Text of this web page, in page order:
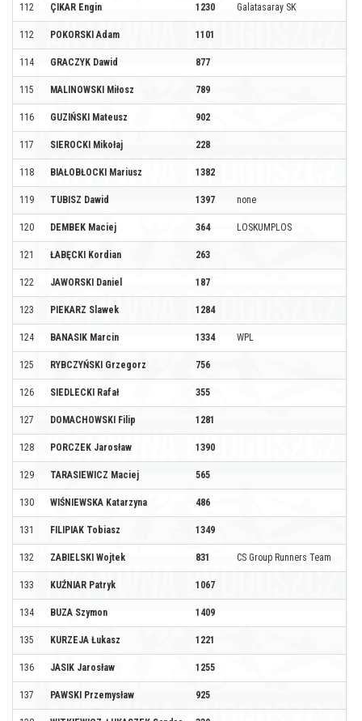
112 ÇIKAR Engin 1230 Galatasaray SK
112 POKORSKI Adam 1101
114 GRACZYK Dawid 877
115 MALINOWSKI Miłosz 789
116 GUZIŃSKI Mateusz 902
117 SIEROCKI Mikołaj 228
118 BIAŁOBŁOCKI Mariusz 1382
119 TUBISZ Dawid 1397 none
120 DEMBEK Maciej 364 LOSKUMPLOS
121 ŁABĘCKI Kordian 263
122 JAWORSKI Daniel 187
123 PIEKARZ Slawek 1284
124 BANASIK Marcin 1334 WPL
125 RYBCZYŃSKI Grzegorz 756
126 SIEDLECKI Rafał 355
127 DOMACHOWSKI Filip 1281
128 PORCZEK Jarosław 1390
129 TARASIEWICZ Maciej 565
130 WIŚNIEWSKA Katarzyna 486
131 FILIPIAK Tobiasz 1349
132 ZABIELSKI Wojtek 831 CS Group Runners Team
133 KUŹNIAR Patryk 1067
134 BUZA Szymon 1409
135 KURZEJA Łukasz 1221
136 JASIK Jarosław 1255
137 PAWSKI Przemysław 925